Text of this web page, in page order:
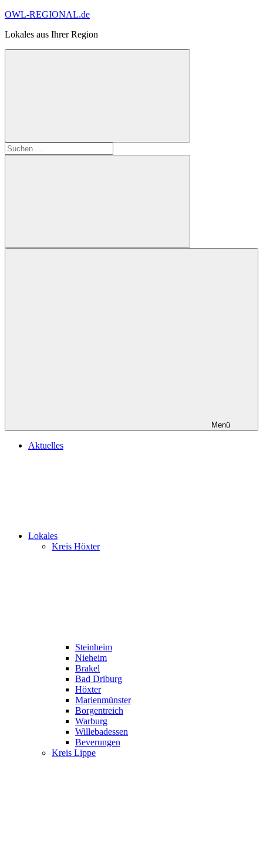
Zum
springen
OWL-REGIONAL.de
Lokales aus Ihrer Region
Suchformular
öffnen
Suchen
nach:
Suchen
Menü
Aktuelles
Lokales
Kreis Höxter
Steinheim
Nieheim
Brakel
Bad Driburg
Höxter
Marienmünster
Borgentreich
Warburg
Willebadessen
Beverungen
Kreis Lippe